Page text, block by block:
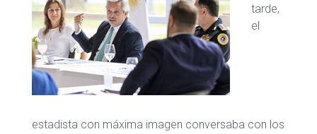
tarde,
el
estadista con máxima imagen conversaba con los